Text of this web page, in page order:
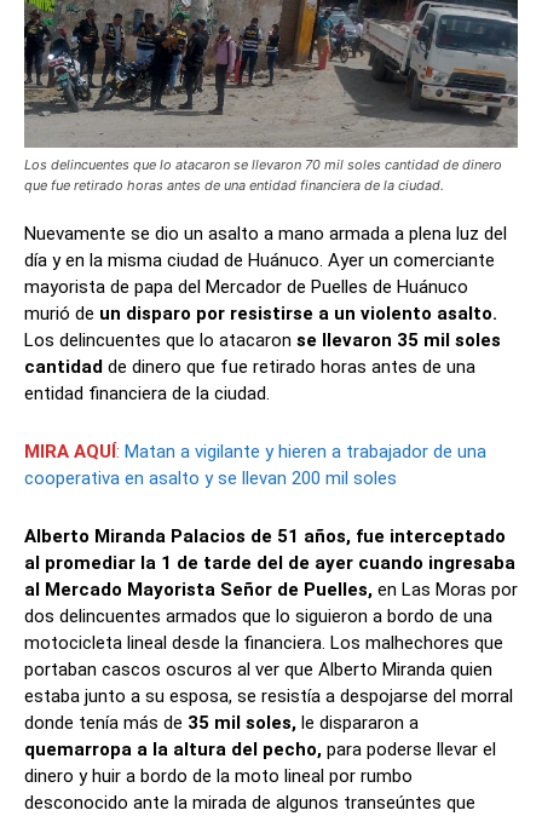
Los delincuentes que lo atacaron se llevaron 70 mil soles cantidad de dinero
que fue retirado horas antes de una entidad financiera de la ciudad.
Nuevamente se dio un asalto a mano armada a plena luz del
día y en la misma ciudad de Huánuco. Ayer un comerciante
mayorista de papa del Mercador de Puelles de Huánuco
murió de un disparo por resistirse a un violento asalto.
Los delincuentes que lo atacaron se llevaron 35 mil soles
cantidad de dinero que fue retirado horas antes de una
entidad financiera de la ciudad.
MIRA AQUÍ: Matan a vigilante y hieren a trabajador de una
cooperativa en asalto y se llevan 200 mil soles
Alberto Miranda Palacios de 51 años, fue interceptado
al promediar la 1 de tarde del de ayer cuando ingresaba
al Mercado Mayorista Señor de Puelles, en Las Moras por
dos delincuentes armados que lo siguieron a bordo de una
motocicleta lineal desde la financiera. Los malhechores que
portaban cascos oscuros al ver que Alberto Miranda quien
estaba junto a su esposa, se resistía a despojarse del morral
donde tenía más de 35 mil soles, le dispararon a
quemarropa a la altura del pecho, para poderse llevar el
dinero y huir a bordo de la moto lineal por rumbo
desconocido ante la mirada de algunos transeúntes que